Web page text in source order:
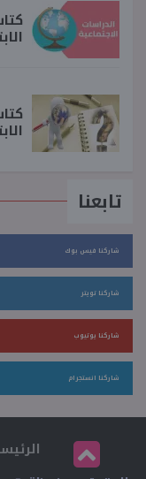
تابعنا
شاركنا فيس بوك
شاركنا تويتر
شاركنا يوتيوب
شاركنا انستجرام